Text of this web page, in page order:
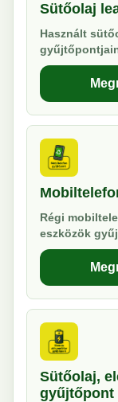
Sütőolaj
Használt
Régi
eszközök
Sütőolaj,
gyűjtőpont